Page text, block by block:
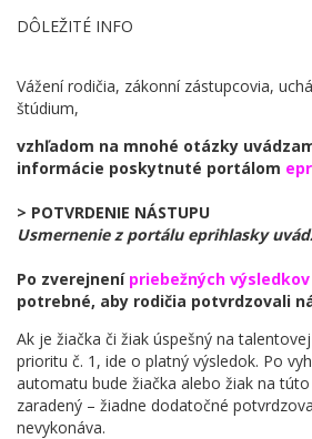
DÔLEŽITÉ INFO
Vážení rodičia, zákonní zástupcovia,
štúdium,
vzhľadom na mnohé otázky
informácie poskytnuté portálom
> POTVRDENIE NÁSTUPU
Usmernenie z portálu eprihlasky
Po zverejnení priebežných výsledkov
potrebné, aby rodičia potvrdzovali
Ak je žiačka či žiak úspešný na
prioritu č. 1, ide o platný výsledok. Po
automatu bude žiačka alebo žiak na
zaradený – žiadne dodatočné
nevykonáva.